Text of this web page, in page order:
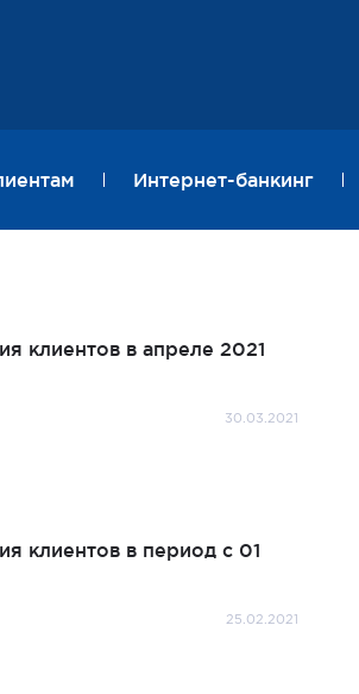
Интернет-банкинг
в апреле 2021
30.03.2021
клиентов в период с 01
25.02.2021